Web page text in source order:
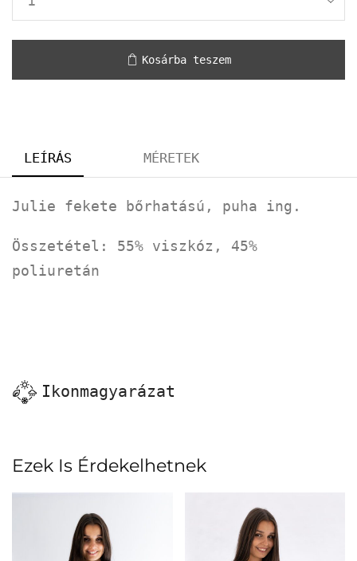
Kosárba teszem
LEÍRÁS MÉRETEK
Julie fekete bőrhatású, puha ing.
Összetétel: 55% viszkóz, 45%
poliuretán
Ikonmagyarázat
Ezek Is Érdekelhetnek